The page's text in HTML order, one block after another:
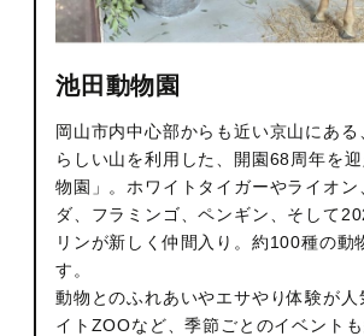
池田動物園
岡山市内中心部からも近い京山にあ
らしい山を利用した、開園68周年を
物園」。ホワイトタイガーやライオン
ダ、フラミンゴ、ペンギン、そして
リンが新しく仲間入り。約100種の動
す。
動物とのふれあいやエサやり体験が人
イトZOOなど、季節ごとのイベント